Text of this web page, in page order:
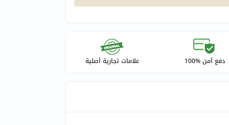
دفع آمن %100 علامات تجارية أصلية